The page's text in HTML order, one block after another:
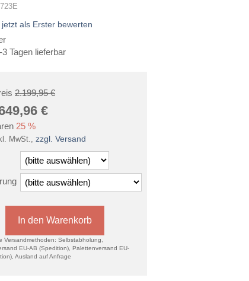
jetzt als Erster bewerten
Tagen lieferbar
2.199,95 €
€
25 %
MwSt., zzgl. Versand
In den Warenkorb
Versandmethoden: Selbstabholung,
EU-AB (Spedition), Palettenversand EU-
Ausland auf Anfrage